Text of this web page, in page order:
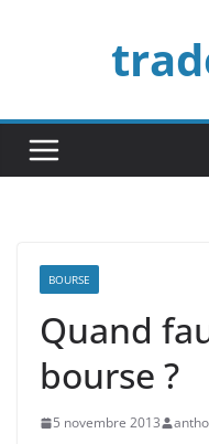
BOURSE
Quand
bourse ?
5 novembre 2013